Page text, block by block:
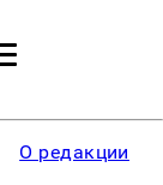
О редакции